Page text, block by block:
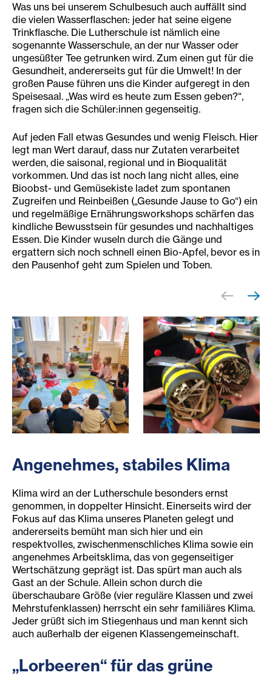
Was uns bei unserem Schulbesuch auch auffällt sind
die vielen Wasserflaschen: jeder hat seine eigene
Trinkflasche. Die Lutherschule ist nämlich eine
sogenannte Wasserschule, an der nur Wasser oder
ungesüßter Tee getrunken wird. Zum einen gut für die
Gesundheit, andererseits gut für die Umwelt! In der
großen Pause führen uns die Kinder aufgeregt in den
Speisesaal. „Was wird es heute zum Essen geben?“,
fragen sich die Schüler:innen gegenseitig.
Auf jeden Fall etwas Gesundes und wenig Fleisch. Hier
legt man Wert darauf, dass nur Zutaten verarbeitet
werden, die saisonal, regional und in Bioqualität
vorkommen. Und das ist noch lang nicht alles, eine
Bioobst- und Gemüsekiste ladet zum spontanen
Zugreifen und Reinbeißen („Gesunde Jause to Go“) ein
und regelmäßige Ernährungsworkshops schärfen das
kindliche Bewusstsein für gesundes und nachhaltiges
Essen. Die Kinder wuseln durch die Gänge und
ergattern sich noch schnell einen Bio-Apfel, bevor es in
den Pausenhof geht zum Spielen und Toben.
Angenehmes, stabiles Klima
Klima wird an der Lutherschule besonders ernst
genommen, in doppelter Hinsicht. Einerseits wird der
Fokus auf das Klima unseres Planeten gelegt und
andererseits bemüht man sich hier und ein
respektvolles, zwischenmenschliches Klima sowie ein
angenehmes Arbeitsklima, das von gegenseitiger
Wertschätzung geprägt ist. Das spürt man auch als
Gast an der Schule. Allein schon durch die
überschaubare Größe (vier reguläre Klassen und zwei
Mehrstufenklassen) herrscht ein sehr familiäres Klima.
Jeder grüßt sich im Stiegenhaus und man kennt sich
auch außerhalb der eigenen Klassengemeinschaft.
„Lorbeeren“ für das grüne